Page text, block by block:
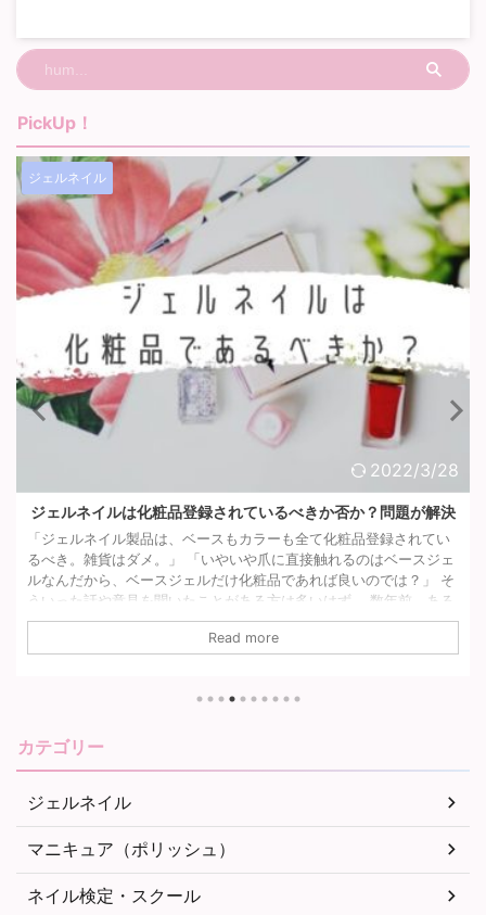
PickUp！
ジェルネイル
2022/3/28
【ノンサンディング/ベースジェル】プレストとバンビーナを比
較してみた！
バンビーナのノンサンディングベースジェルは硬化後の仕上がりが
柔らかいため、私の柔らかい爪質に合っていて持ちが良く気に入っ
ています。 関連記事どれ使っても浮く!?オススメのもちが良いベー
スジェルをネイリストがご紹介！ でも、生産終了しちゃったんです
よね… そのため代わりになる物を探していたところ、ちょうど同時
期的に同じくらいだったため、もしかして代わりになるものなので
Read more
カテゴリー
ジェルネイル
マニキュア（ポリッシュ）
ネイル検定・スクール